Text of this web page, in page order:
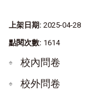
上架日期: 2025-04-28
點閱次數: 1614
校內問卷
校外問卷